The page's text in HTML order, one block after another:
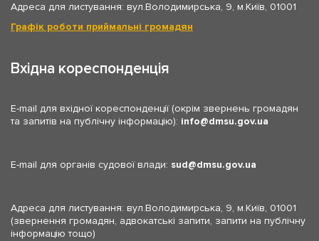
Адреса для листування: вул.Володимирська, 9, м.Київ, 01001
Графік роботи приймальні громадян
Вхідна кореспонденція
E-mail для вхідної кореспонденції (окрім звернень громадян
та запитів на публічну інформацію): info dmsu.gov.ua
E-mail для органів судової влади: sud dmsu.gov.ua
Адреса для листування: вул.Володимирська, 9, м.Київ, 01001
(звернення громадян, адвокатські запити, запити на публічну
інформацію тощо)